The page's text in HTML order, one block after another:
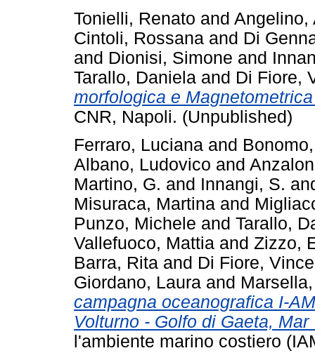
Tonielli, Renato and Angelino,
Cintoli, Rossana and Di
and Dionisi, Simone and
Tarallo, Daniela and Di Fiore,
morfologica e
CNR, Napoli. (Unpublished)
Ferraro, Luciana and
Albano, Ludovico and
Martino, G. and Innangi, S.
Misuraca, Martina and
Punzo, Michele and Tarallo,
Vallefuoco, Mattia and Zizzo,
Barra, Rita and Di Fiore,
Giordano, Laura and
campagna oceanografica I-
Volturno - Golfo di Gaeta, Mar
l'ambiente marino costiero